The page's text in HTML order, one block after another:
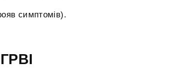
симптомів).